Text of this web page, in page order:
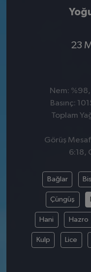
23
Nem: %98,
Basınç:
Toplam
Görüş
6:18,
Bağlar
Çüngüş
Hani Hazro
Kulp Lice